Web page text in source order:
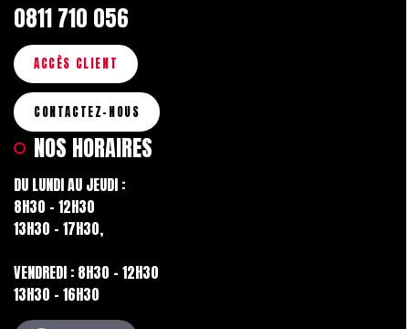
0811 710 056
ACCÈS CLIENT
CONTACTEZ-NOUS
NOS HORAIRES
DU LUNDI AU JEUDI :
8H30 - 12H30
13H30 - 17H30,
VENDREDI : 8H30 - 12H30
13H30 - 16H30